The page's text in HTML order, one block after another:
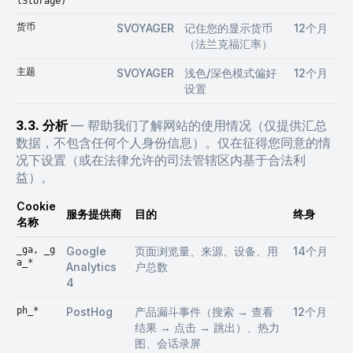
货币 SVOYAGER
记住您的显示货币
（法兰克福汇率）
12个月
主题 SVOYAGER
浅色/深色模式偏好
设置
12个月
3.3. 分析 — 帮助我们了解网站的使用情况（仅提供汇总
数据，不包含任何个人身份信息）。仅在征得您同意的情
况下设置（或在法律允许的司法管辖区内基于合法利
益）。
Cookie
名称
服务提供商 目的 终身
_ga, _g
a_*
Google
Analytics
4
页面浏览量、来源、设备、用
户总数
14个月
ph_* PostHog
产品漏斗事件（搜索 → 查看
结果 → 点击 → 跳出）、热力
图、会话录屏
12个月